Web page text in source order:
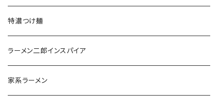
特濃つけ麺
ラーメン二郎インスパイア
家系ラーメン